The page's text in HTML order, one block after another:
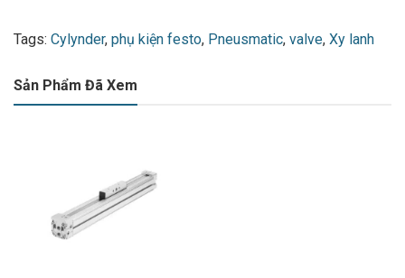
Tags: Cylynder, phụ kiện festo, Pneusmatic, valve, Xy lanh
Sản Phẩm Đã Xem